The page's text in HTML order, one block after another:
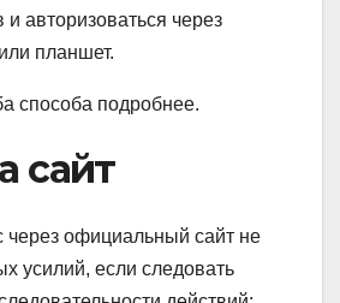
и авторизоваться через
планшет.
способа подробнее.
сайт
через официальный сайт не
усилий, если следовать